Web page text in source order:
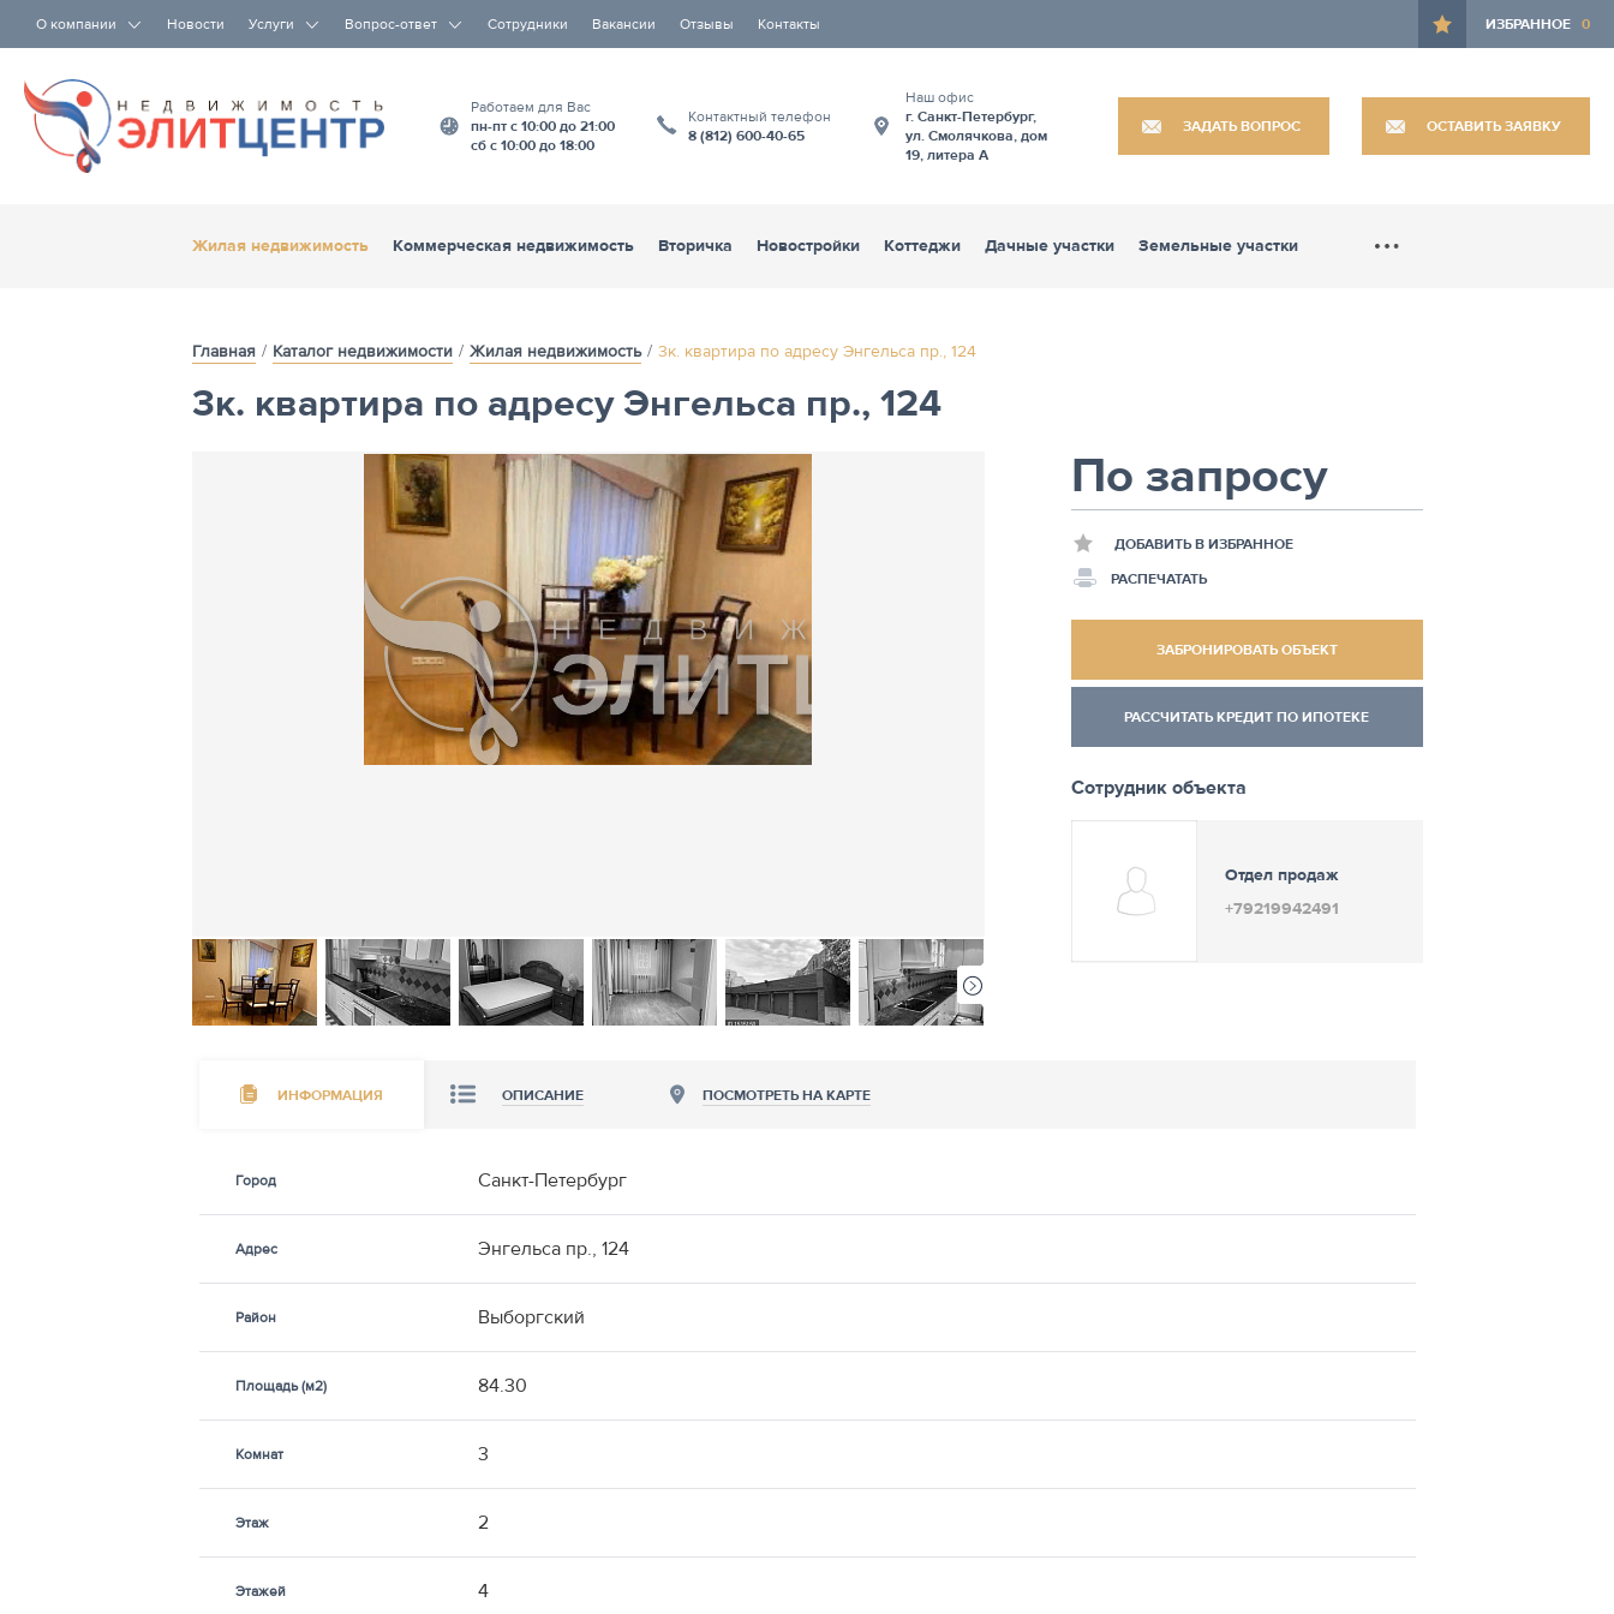
О компании Новости Услуги Вопрос-ответ Сотрудники Вакансии Отзывы Контакты ИЗБРАННОЕ 0
Работаем для Вас
пн-пт с 10:00 до 21:00
сб с 10:00 до 18:00
Контактный телефон
8 (812) 600-40-65
Наш офис
г. Санкт-Петербург,
ул. Смолячкова, дом
19, литера А
ЗАДАТЬ ВОПРОС ОСТАВИТЬ ЗАЯВКУ
Жилая недвижимость Коммерческая недвижимость Вторичка Новостройки Коттеджи Дачные участки Земельные участки
Главная Каталог недвижимости Жилая недвижимость 3к. квартира по адресу Энгельса пр., 124
3к. квартира по адресу Энгельса пр., 124
По запросу
ДОБАВИТЬ В ИЗБРАННОЕ
РАСПЕЧАТАТЬ
ЗАБРОНИРОВАТЬ ОБЪЕКТ
РАССЧИТАТЬ КРЕДИТ ПО ИПОТЕКЕ
Сотрудник объекта
Отдел продаж
+79219942491
ИНФОРМАЦИЯ ОПИСАНИЕ ПОСМОТРЕТЬ НА КАРТЕ
Город Санкт-Петербург
Адрес Энгельса пр., 124
Район Выборгский
Площадь (м2) 84.30
Комнат 3
Этаж 2
Этажей 4